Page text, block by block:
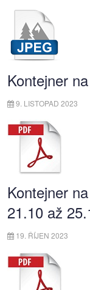
Kontejner
9. LISTOPAD 2023
Kontejner
21.10 až
19. ŘÍJEN 2023